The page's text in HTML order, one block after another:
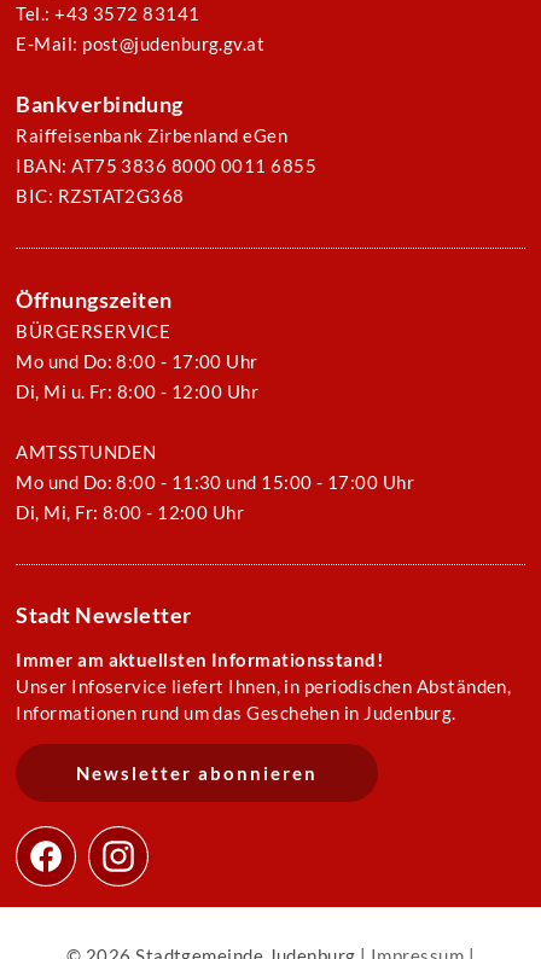
Tel.: +43 3572 83141
E-Mail: post@judenburg.gv.at
Bankverbindung
Raiffeisenbank Zirbenland eGen
IBAN: AT75 3836 8000 0011 6855
BIC: RZSTAT2G368
Öffnungszeiten
BÜRGERSERVICE
Mo und Do: 8:00 - 17:00 Uhr
Di, Mi u. Fr: 8:00 - 12:00 Uhr
AMTSSTUNDEN
Mo und Do: 8:00 - 11:30 und 15:00 - 17:00 Uhr
Di, Mi, Fr: 8:00 - 12:00 Uhr
Stadt Newsletter
Immer am aktuellsten Informationsstand!
Unser Infoservice liefert Ihnen, in periodischen Abständen,
Informationen rund um das Geschehen in Judenburg.
Newsletter abonnieren